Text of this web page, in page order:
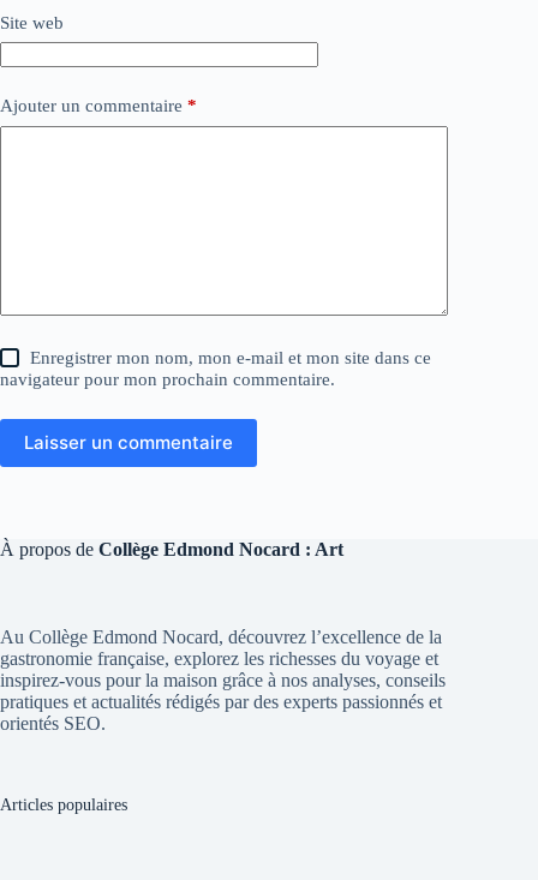
Site web
Ajouter un commentaire *
Enregistrer mon nom, mon e-mail et mon site dans ce
navigateur pour mon prochain commentaire.
Laisser un commentaire
À propos de Collège Edmond Nocard : Art
Au Collège Edmond Nocard, découvrez l’excellence de la
gastronomie française, explorez les richesses du voyage et
inspirez-vous pour la maison grâce à nos analyses, conseils
pratiques et actualités rédigés par des experts passionnés et
orientés SEO.
Articles populaires